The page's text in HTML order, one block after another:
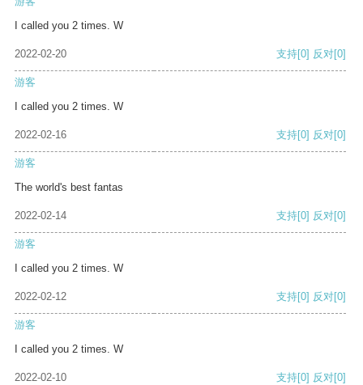
I called you 2 times. W
2022-02-20 支持[0] 反对[0]
游客
I called you 2 times. W
2022-02-16 支持[0] 反对[0]
游客
The world's best fantas
2022-02-14 支持[0] 反对[0]
游客
I called you 2 times. W
2022-02-12 支持[0] 反对[0]
游客
I called you 2 times. W
2022-02-10 支持[0] 反对[0]